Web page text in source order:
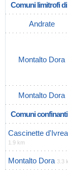
Comuni limitrofi
Andrate
Montalto Dora
Montalto Dora
Comuni
Cascinette d'Ivrea
1.9 km
Montalto Dora 3.3